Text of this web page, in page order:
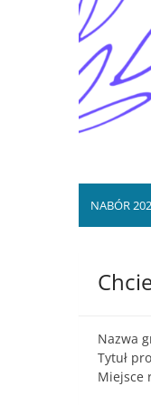
NABÓR
Nazwa
Tytuł
Miejsce